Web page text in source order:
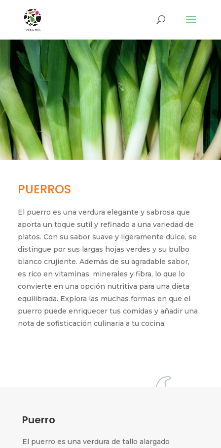
PUERROS
El puerro es una verdura elegante y sabrosa que
aporta un toque sutil y refinado a una variedad de
platos. Con su sabor suave y ligeramente dulce, se
distingue por sus largas hojas verdes y su bulbo
blanco crujiente. Además de su agradable sabor,
es rico en vitaminas, minerales y fibra, lo que lo
convierte en una opción nutritiva para una dieta
equilibrada. Explora las muchas formas en que el
puerro puede enriquecer tus comidas y añadir una
nota de sofisticación culinaria a tu cocina.
Puerro
El puerro es una verdura de tallo alargado